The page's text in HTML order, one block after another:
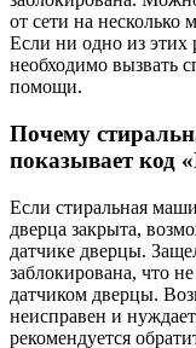
от сети на несколько
Если ни одно из
необходимо вызвать
помощи.
Почему
показывает код
Если стиральная
дверца закрыта,
датчике дверцы.
заблокирована, что
датчиком дверцы.
неисправен и
рекомендуется